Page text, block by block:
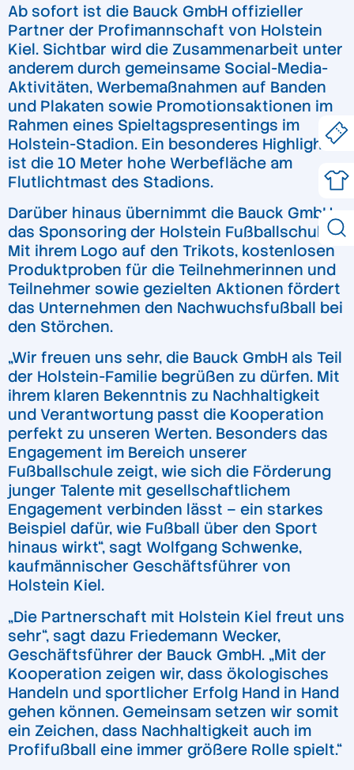
Ab sofort ist die Bauck GmbH offizieller
Partner der Profimannschaft von Holstein
Kiel. Sichtbar wird die Zusammenarbeit unter
anderem durch gemeinsame Social-Media-
Aktivitäten, Werbemaßnahmen auf Banden
und Plakaten sowie Promotionsaktionen im
Rahmen eines Spieltagspresentings im
Holstein-Stadion. Ein besonderes Highlight
ist die 10 Meter hohe Werbefläche am
Flutlichtmast des Stadions.
Darüber hinaus übernimmt die Bauck GmbH
das Sponsoring der Holstein Fußballschule.
Mit ihrem Logo auf den Trikots, kostenlosen
Produktproben für die Teilnehmerinnen und
Teilnehmer sowie gezielten Aktionen fördert
das Unternehmen den Nachwuchsfußball bei
den Störchen.
„Wir freuen uns sehr, die Bauck GmbH als Teil
der Holstein-Familie begrüßen zu dürfen. Mit
ihrem klaren Bekenntnis zu Nachhaltigkeit
und Verantwortung passt die Kooperation
perfekt zu unseren Werten. Besonders das
Engagement im Bereich unserer
Fußballschule zeigt, wie sich die Förderung
junger Talente mit gesellschaftlichem
Engagement verbinden lässt – ein starkes
Beispiel dafür, wie Fußball über den Sport
hinaus wirkt“, sagt Wolfgang Schwenke,
kaufmännischer Geschäftsführer von
Holstein Kiel.
„Die Partnerschaft mit Holstein Kiel freut uns
sehr“, sagt dazu Friedemann Wecker,
Geschäftsführer der Bauck GmbH. „Mit der
Kooperation zeigen wir, dass ökologisches
Handeln und sportlicher Erfolg Hand in Hand
gehen können. Gemeinsam setzen wir somit
ein Zeichen, dass Nachhaltigkeit auch im
Profifußball eine immer größere Rolle spielt.“